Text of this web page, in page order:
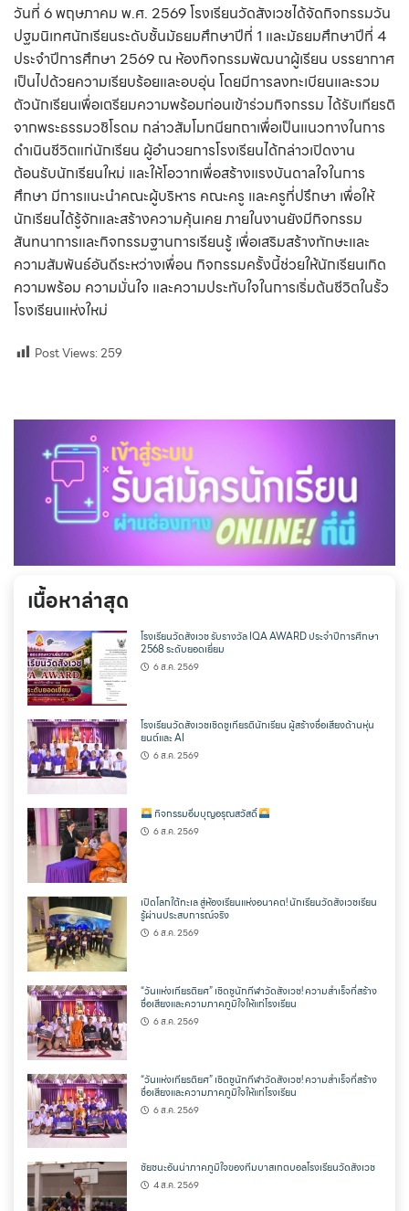
วันที่ 6 พฤษภาคม พ.ศ. 2569 โรงเรียนวัดสังเวชได้จัดกิจกรรมวัน
ปฐมนิเทศนักเรียนระดับชั้นมัธยมศึกษาปีที่ 1 และมัธยมศึกษาปีที่ 4
ประจำปีการศึกษา 2569 ณ ห้องกิจกรรมพัฒนาผู้เรียน บรรยากาศ
เป็นไปด้วยความเรียบร้อยและอบอุ่น โดยมีการลงทะเบียนและรวม
ตัวนักเรียนเพื่อเตรียมความพร้อมก่อนเข้าร่วมกิจกรรม ได้รับเกียรติ
จากพระธรรมวชิโรดม กล่าวสัมโมทนียกถาเพื่อเป็นแนวทางในการ
ดำเนินชีวิตแก่นักเรียน ผู้อำนวยการโรงเรียนได้กล่าวเปิดงาน
ต้อนรับนักเรียนใหม่ และให้โอวาทเพื่อสร้างแรงบันดาลใจในการ
ศึกษา มีการแนะนำคณะผู้บริหาร คณะครู และครูที่ปรึกษา เพื่อให้
นักเรียนได้รู้จักและสร้างความคุ้นเคย ภายในงานยังมีกิจกรรม
สันทนาการและกิจกรรมฐานการเรียนรู้ เพื่อเสริมสร้างทักษะและ
ความสัมพันธ์อันดีระหว่างเพื่อน กิจกรรมครั้งนี้ช่วยให้นักเรียนเกิด
ความพร้อม ความมั่นใจ และความประทับใจในการเริ่มต้นชีวิตในรั้ว
โรงเรียนแห่งใหม่
Post Views: 259
เนื้อหาล่าสุด
โรงเรียนวัดสังเวช รับรางวัล IQA AWARD ประจำปีการศึกษา
2568 ระดับยอดเยี่ยม
6 ส.ค. 2569
โรงเรียนวัดสังเวชเชิดชูเกียรตินักเรียน ผู้สร้างชื่อเสียงด้านหุ่น
ยนต์และ AI
6 ส.ค. 2569
กิจกรรมอิ่มบุญอรุณสวัสดิ์
6 ส.ค. 2569
เปิดโลกใต้ทะเล สู่ห้องเรียนแห่งอนาคต! นักเรียนวัดสังเวชเรียน
รู้ผ่านประสบการณ์จริง
6 ส.ค. 2569
“วันแห่งเกียรติยศ” เชิดชูนักกีฬาวัดสังเวช! ความสำเร็จที่สร้าง
ชื่อเสียงและความภาคภูมิใจให้แก่โรงเรียน
6 ส.ค. 2569
“วันแห่งเกียรติยศ” เชิดชูนักกีฬาวัดสังเวช! ความสำเร็จที่สร้าง
ชื่อเสียงและความภาคภูมิใจให้แก่โรงเรียน
6 ส.ค. 2569
ชัยชนะอันน่าภาคภูมิใจของทีมบาสเกตบอลโรงเรียนวัดสังเวช
4 ส.ค. 2569